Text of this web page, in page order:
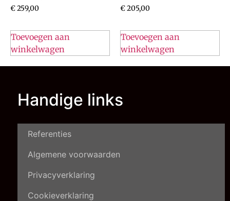
€259,00
Toevoegen aan
winkelwagen
€205,00
Toevoegen aan
winkelwagen
Handige links
Referenties
Algemene voorwaarden
Privacyverklaring
Cookieverklaring